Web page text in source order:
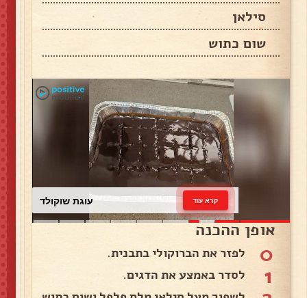
סילאן
שום כתוש
עוגת שוקולד קרא עוד
אופן ההכנה
0 לפזר את הברוקולי בתבנית.
1 לסדר באמצע את הדגים.